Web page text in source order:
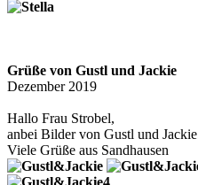
Grüße von Gustl und Jackie
Dezember 2019
Hallo Frau Strobel,
anbei Bilder von Gustl und
Viele Grüße aus Sandhausen